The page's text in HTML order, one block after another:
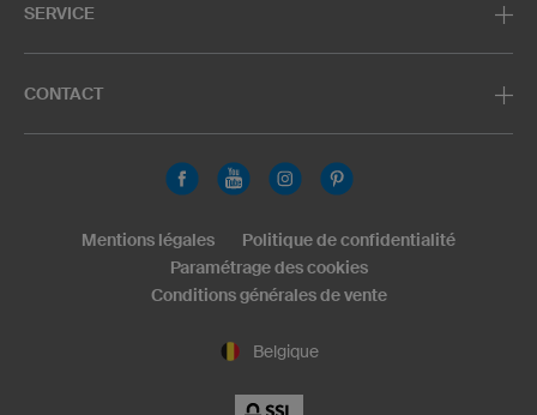
SERVICE
CONTACT
Belgique
Mentions légales
Politique de confidentialité
Paramétrage des cookies
Conditions générales de vente